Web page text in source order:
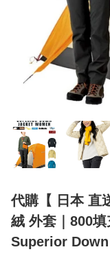
代購【 日本 直
絨 外套｜800
Superior Down